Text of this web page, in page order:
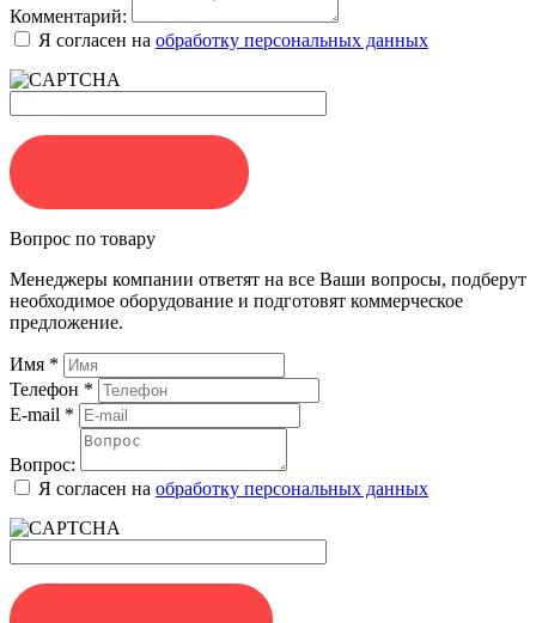
Комментарий:
Я согласен на обработку персональных данных
Вопрос по товару
Менеджеры компании ответят на все Ваши вопросы, подберут
необходимое оборудование и подготовят коммерческое
предложение.
Имя *
Телефон *
E-mail *
Вопрос:
Я согласен на обработку персональных данных